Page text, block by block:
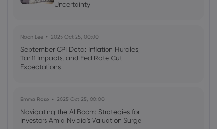
Uncertainty
Noah Lee 2025 Oct 25, 00:00
September CPI Data: Inflation Hurdles,
Tariff Impacts, and Fed Rate Cut
Expectations
Emma Rose 2025 Oct 25, 00:00
Navigating the AI Boom: Strategies for
Investors Amid Nvidia's Valuation Surge